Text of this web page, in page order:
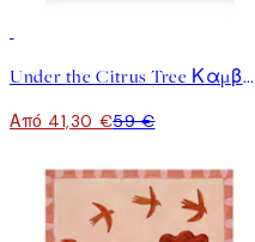
Under the Citrus Tree Καμβάς
Από 41,30 €59 €